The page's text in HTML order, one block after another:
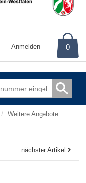
Anmelden 0
Weitere Angebote
nächster Artikel